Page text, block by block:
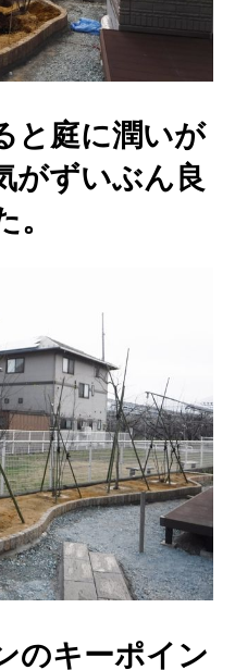
と庭に潤いが
がずいぶん良
。
のキーポイン